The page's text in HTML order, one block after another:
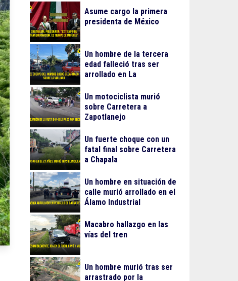
Asume cargo la primera
presidenta de México
Un hombre de la tercera
edad falleció tras ser
arrollado en La
Un motociclista murió
sobre Carretera a
Zapotlanejo
Un fuerte choque con un
fatal final sobre Carretera
a Chapala
Un hombre en situación de
calle murió arrollado en el
Álamo Industrial
Macabro hallazgo en las
vías del tren
Un hombre murió tras ser
arrastrado por la